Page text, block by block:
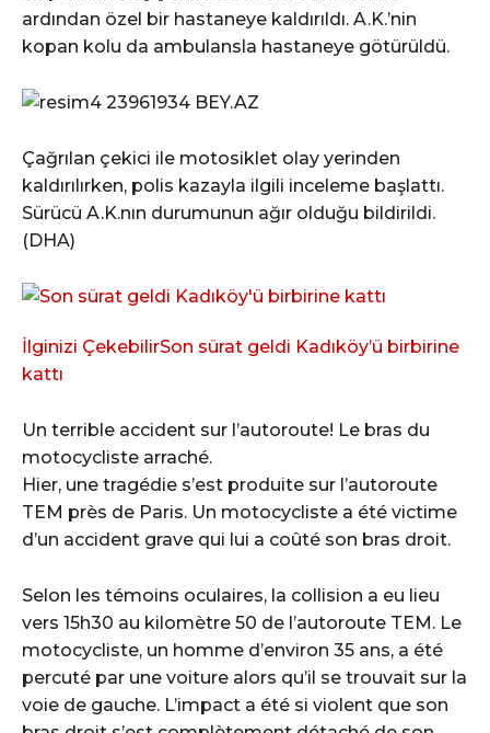
ardından özel bir hastaneye kaldırıldı. A.K.’nin
kopan kolu da ambulansla hastaneye götürüldü.
Çağrılan çekici ile motosiklet olay yerinden
kaldırılırken, polis kazayla ilgili inceleme başlattı.
Sürücü A.K.nın durumunun ağır olduğu bildirildi.
(DHA)
İlginizi ÇekebilirSon sürat geldi Kadıköy’ü birbirine
kattı
Un terrible accident sur l’autoroute! Le bras du
motocycliste arraché.
Hier, une tragédie s’est produite sur l’autoroute
TEM près de Paris. Un motocycliste a été victime
d’un accident grave qui lui a coûté son bras droit.
Selon les témoins oculaires, la collision a eu lieu
vers 15h30 au kilomètre 50 de l’autoroute TEM. Le
motocycliste, un homme d’environ 35 ans, a été
percuté par une voiture alors qu’il se trouvait sur la
voie de gauche. L’impact a été si violent que son